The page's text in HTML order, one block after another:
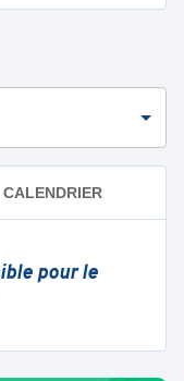
CALENDRIER
pour le